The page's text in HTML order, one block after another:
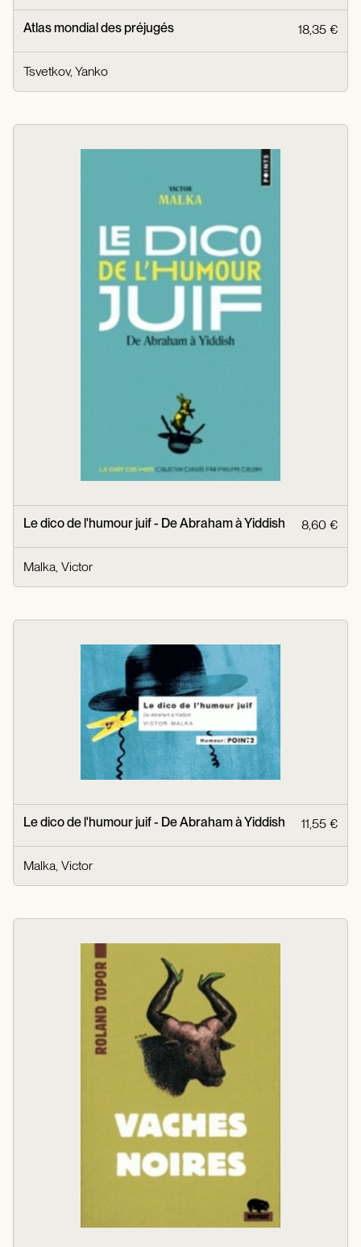
Atlas mondial des préjugés 18,35 €
Tsvetkov, Yanko
Le dico de l'humour juif - De Abraham à Yiddish 8,60 €
Malka, Victor
Le dico de l'humour juif - De Abraham à Yiddish 11,55 €
Malka, Victor